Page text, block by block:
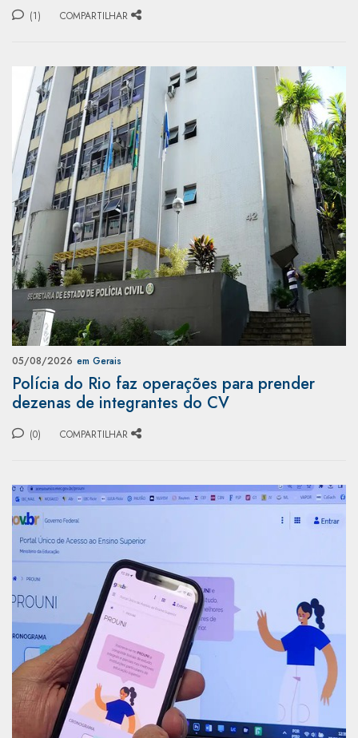
(1) COMPARTILHAR
05/08/2026 em Gerais
Polícia do Rio faz operações para prender
dezenas de integrantes do CV
(0) COMPARTILHAR